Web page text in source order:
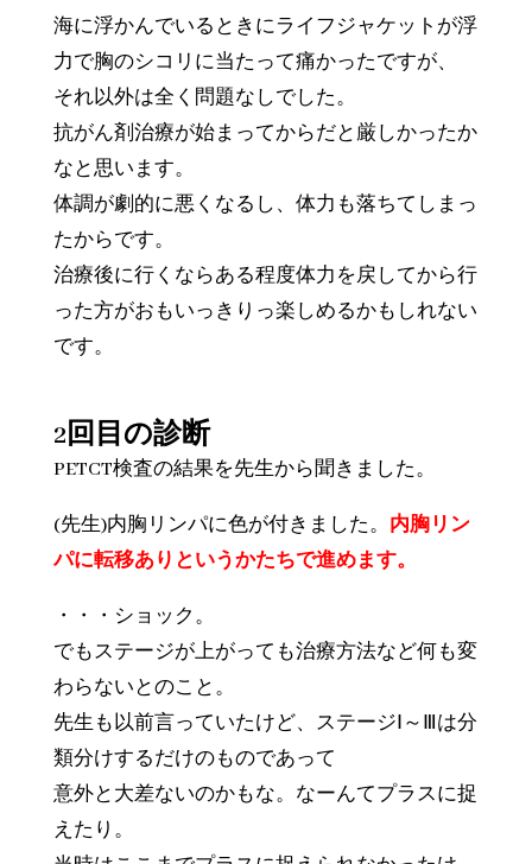
海に浮かんでいるときにライフジャケットが浮
力で胸のシコリに当たって痛かったですが、
それ以外は全く問題なしでした。
抗がん剤治療が始まってからだと厳しかったか
なと思います。
体調が劇的に悪くなるし、体力も落ちてしまっ
たからです。
治療後に行くならある程度体力を戻してから行
った方がおもいっきりっ楽しめるかもしれない
です。
2回目の診断
PETCT検査の結果を先生から聞きました。
(先生)内胸リンパに色が付きました。 内胸リン
パに転移ありというかたちで進めます。
・・・ショック。
でもステージが上がっても治療方法など何も変
わらないとのこと。
先生も以前言っていたけど、ステージⅠ～Ⅲは分
類分けするだけのものであって
意外と大差ないのかもな。なーんてプラスに捉
えたり。